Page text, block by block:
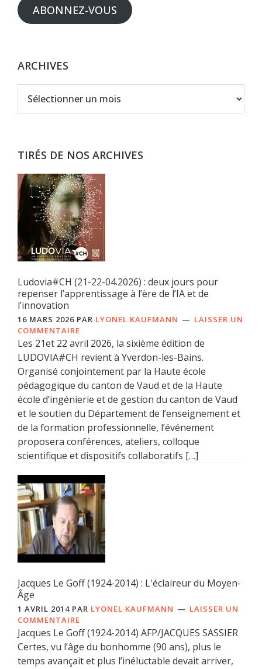
ABONNEZ-VOUS
ARCHIVES
TIRÉS DE NOS ARCHIVES
Ludovia#CH (21-22-04.2026) : deux jours pour
repenser l’apprentissage à l’ère de l’IA et de
l’innovation
16 MARS 2026 PAR LYONEL KAUFMANN
LAISSER UN
COMMENTAIRE
Les 21et 22 avril 2026, la sixième édition de
LUDOVIA#CH revient à Yverdon-les-Bains.
Organisé conjointement par la Haute école
pédagogique du canton de Vaud et de la Haute
école d’ingénierie et de gestion du canton de Vaud
et le soutien du Département de l’enseignement et
de la formation professionnelle, l’événement
proposera conférences, ateliers, colloque
scientifique et dispositifs collaboratifs […]
Jacques Le Goff (1924-2014) : L'éclaireur du Moyen-
Âge
1 AVRIL 2014 PAR LYONEL KAUFMANN
LAISSER UN
COMMENTAIRE
Jacques Le Goff (1924-2014) AFP/JACQUES SASSIER
Certes, vu l’âge du bonhomme (90 ans), plus le
temps avançait et plus l’inéluctable devait arriver,